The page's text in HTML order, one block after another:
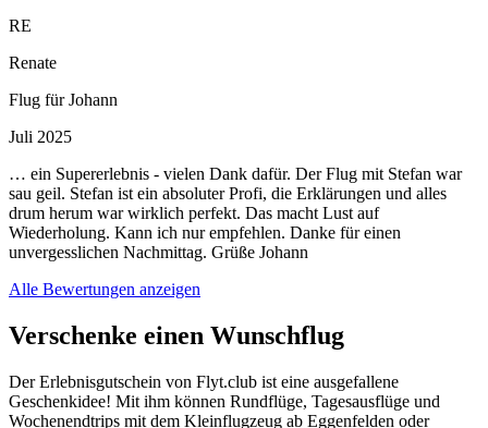
RE
Renate
Flug für Johann
Juli 2025
… ein Supererlebnis - vielen Dank dafür. Der Flug mit Stefan war
sau geil. Stefan ist ein absoluter Profi, die Erklärungen und alles
drum herum war wirklich perfekt. Das macht Lust auf
Wiederholung. Kann ich nur empfehlen. Danke für einen
unvergesslichen Nachmittag. Grüße Johann
Alle Bewertungen anzeigen
Verschenke einen Wunschflug
Der Erlebnisgutschein von Flyt.club ist eine ausgefallene
Geschenkidee! Mit ihm können Rundflüge, Tagesausflüge und
Wochenendtrips mit dem Kleinflugzeug ab Eggenfelden oder